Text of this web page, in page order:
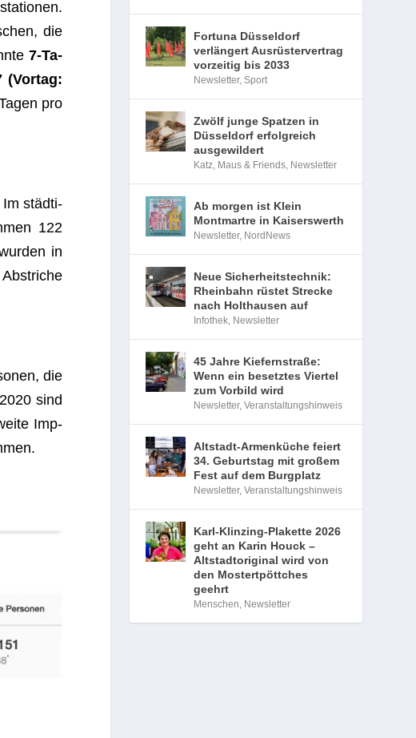
die
7‑Ta­
(Vor­tag:
pro
Im städ­ti­
122
in
die
sind
Imp­
Fortuna Düsseldorf
verlängert Ausrüstervertrag
vorzeitig bis 2033
Newsletter,Sport
Zwölf junge Spatzen in
Düsseldorf erfolgreich
ausgewildert
Katz, Maus & Friends, Newsletter
Ab morgen ist Klein
Montmartre in Kaiserswerth
Newsletter, NordNews
Neue Sicherheitstechnik:
Rheinbahn rüstet Strecke
nach Holthausen auf
Infothek, Newsletter
45 Jahre Kiefernstraße:
Wenn ein besetztes Viertel
zum Vorbild wird
Newsletter,Veranstaltungshinweis
Altstadt-Armenküche feiert
34. Geburtstag mit großem
Fest auf dem Burgplatz
Newsletter,Veranstaltungshinweis
Karl-Klinzing-Plakette 2026
geht an Karin Houck –
Altstadtoriginal wird von
den Mostertpöttches
geehrt
Menschen, Newsletter